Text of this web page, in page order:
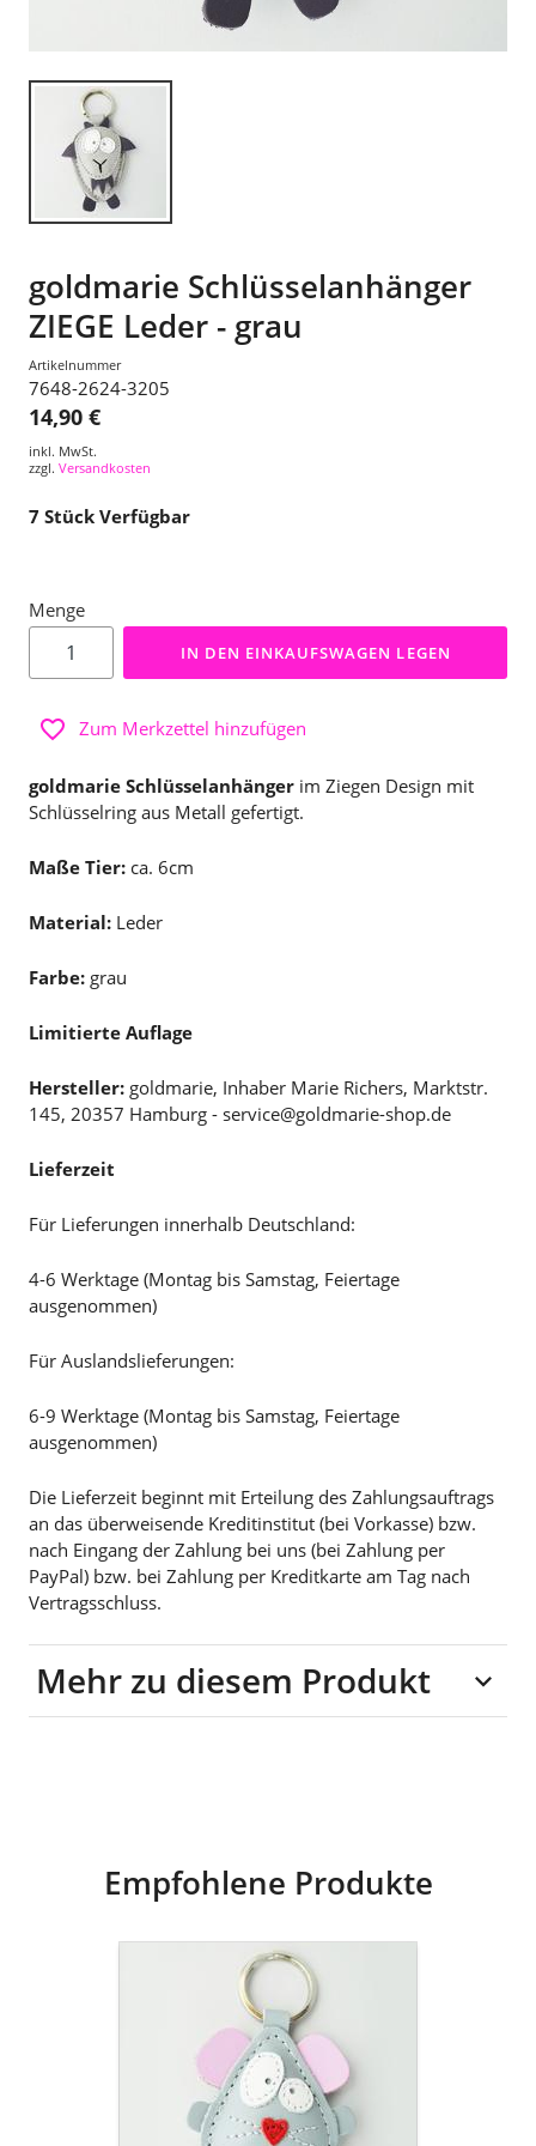
goldmarie Schlüsselanhänger
ZIEGE Leder - grau
Artikelnummer
7648-2624-3205
14,90 €
inkl. MwSt.
zzgl. Versandkosten
7 Stück Verfügbar
Menge
IN DEN EINKAUFSWAGEN LEGEN
Zum Merkzettel hinzufügen
goldmarie Schlüsselanhänger im Ziegen Design mit
Schlüsselring aus Metall gefertigt.
Maße Tier: ca. 6cm
Material: Leder
Farbe: grau
Limitierte Auflage
Hersteller: goldmarie, Inhaber Marie Richers, Marktstr.
145, 20357 Hamburg - service@goldmarie-shop.de
Lieferzeit
Für Lieferungen innerhalb Deutschland:
4-6 Werktage (Montag bis Samstag, Feiertage
ausgenommen)
Für Auslandslieferungen:
6-9 Werktage (Montag bis Samstag, Feiertage
ausgenommen)
Die Lieferzeit beginnt mit Erteilung des Zahlungsauftrags
an das überweisende Kreditinstitut (bei Vorkasse) bzw.
nach Eingang der Zahlung bei uns (bei Zahlung per
PayPal) bzw. bei Zahlung per Kreditkarte am Tag nach
Vertragsschluss.
Mehr zu diesem Produkt
Empfohlene Produkte
Schlüsselanhänger